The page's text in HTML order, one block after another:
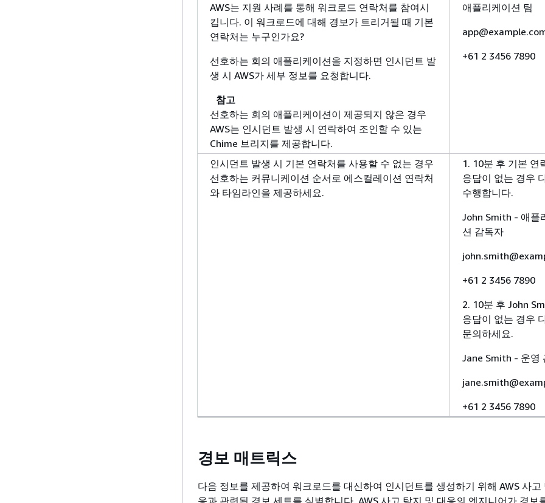
AWS는 지원 사례를 통해 워크로드 연락처를 참여시
킵니다. 이 워크로드에 대해 경보가 트리거될 때 기본
연락처는 누구인가요?
선호하는 회의 애플리케이션을 지정하면 인시던트 발
생 시 AWS가 세부 정보를 요청합니다.
참고
선호하는 회의 애플리케이션이 제공되지 않은 경우
AWS는 인시던트 발생 시 연락하여 조인할 수 있는
Chime 브리지를 제공합니다.
애플리케이션 팀
+61 2 3456 7890
인시던트 발생 시 기본 연락처를 사용할 수 없는 경우
선호하는 커뮤니케이션 순서로 에스컬레이션 연락처
와 타임라인을 제공하세요.
1. 10분 후 기본 연
응답이 없는 경우
수행합니다.
John Smith - 애플
션 감독자
+61 2 3456 7890
2. 10분 후 John
응답이 없는 경우
문의하세요.
Jane Smith - 운영
+61 2 3456 7890
경보 매트릭스
다음 정보를 제공하여 워크로드를 대신하여 인시던트를 생성하기 위해 AWS 사고
응과 관련된 경보 세트를 식별합니다. AWS 사고 탐지 및 대응의 엔지니어가 경보